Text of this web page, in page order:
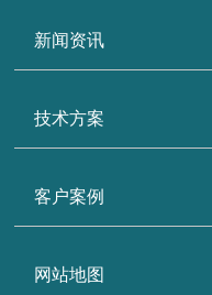
新闻资讯
技术方案
客户案例
网站地图